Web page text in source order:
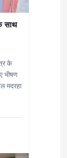
साथ
के
भीषण
मदरहा